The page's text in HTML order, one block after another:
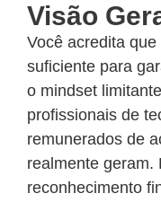
Visão
Você acredita
suficiente para
o mindset
profissionais de
remunerados de
realmente geram.
reconhecimento